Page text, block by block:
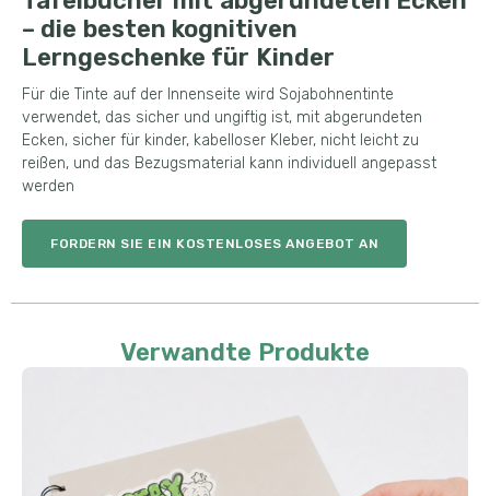
– die besten kognitiven
Lerngeschenke für Kinder
Für die Tinte auf der Innenseite wird Sojabohnentinte
verwendet, das sicher und ungiftig ist, mit abgerundeten
Ecken, sicher für kinder, kabelloser Kleber, nicht leicht zu
reißen, und das Bezugsmaterial kann individuell angepasst
werden
FORDERN SIE EIN KOSTENLOSES ANGEBOT AN
Verwandte Produkte